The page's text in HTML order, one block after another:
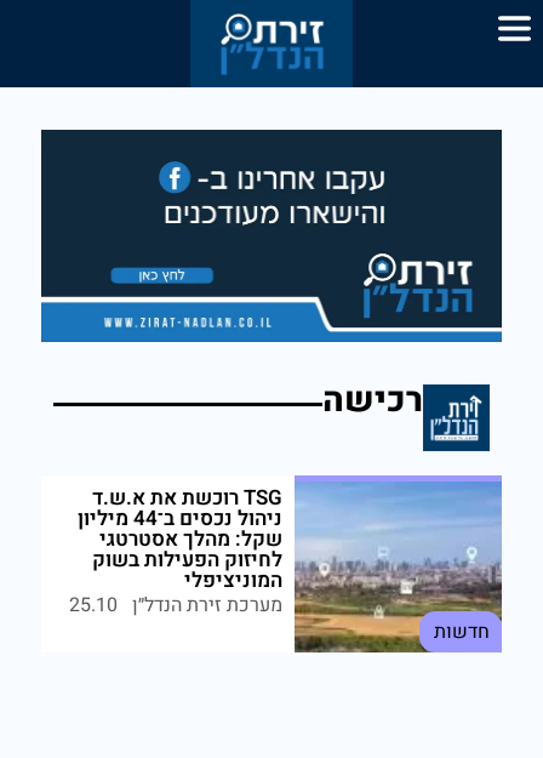
רכישה
חדשות
TSG רוכשת את א.ש.ד
ניהול נכסים ב־44 מיליון
שקל: מהלך אסטרטגי
לחיזוק הפעילות בשוק
המוניציפלי
מערכת זירת הנדל״ן 25.10